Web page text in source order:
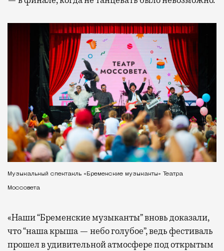
Музыкальный спектакль «Бременские музыканты» Театра
Моссовета
«Наши “Бременские музыканты” вновь доказали,
что “наша крыша — небо голубое”, ведь фестиваль
прошел в удивительной атмосфере под открытым